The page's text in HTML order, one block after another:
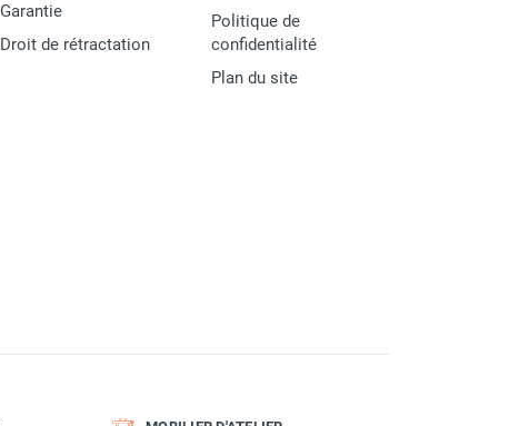
Garantie
Droit de rétractation
Politique de
confidentialité
Plan du site